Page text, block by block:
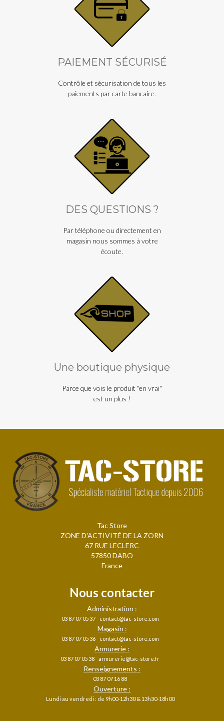
PAIEMENT SÉCURISÉ
Contrôle et sécurisation de tous les
paiements par carte bancaire.
DES QUESTIONS ?
Par téléphone ou directement en
magasin nous sommes à votre
écoute.
Une boutique physique
Parce que vois le produit "en vrai"
est un plus !
Tac Store
ZONE D'ACTIVITÉ DE LA ZORN
67 RUE LECLERC
57850 DABO
France
Nous contacter
Administration :
03 87 07 05 37 contact@tac-store.com
Magasin :
03 87 07 05 36 contact@tac-store.com
Armurerie :
03 87 07 05 38 armurerie@tac-store.fr
Renseignements :
03 87 07 16 88
Ouverture :
Lundi au vendredi : de 9h00-12h30 & 13h30-18h00